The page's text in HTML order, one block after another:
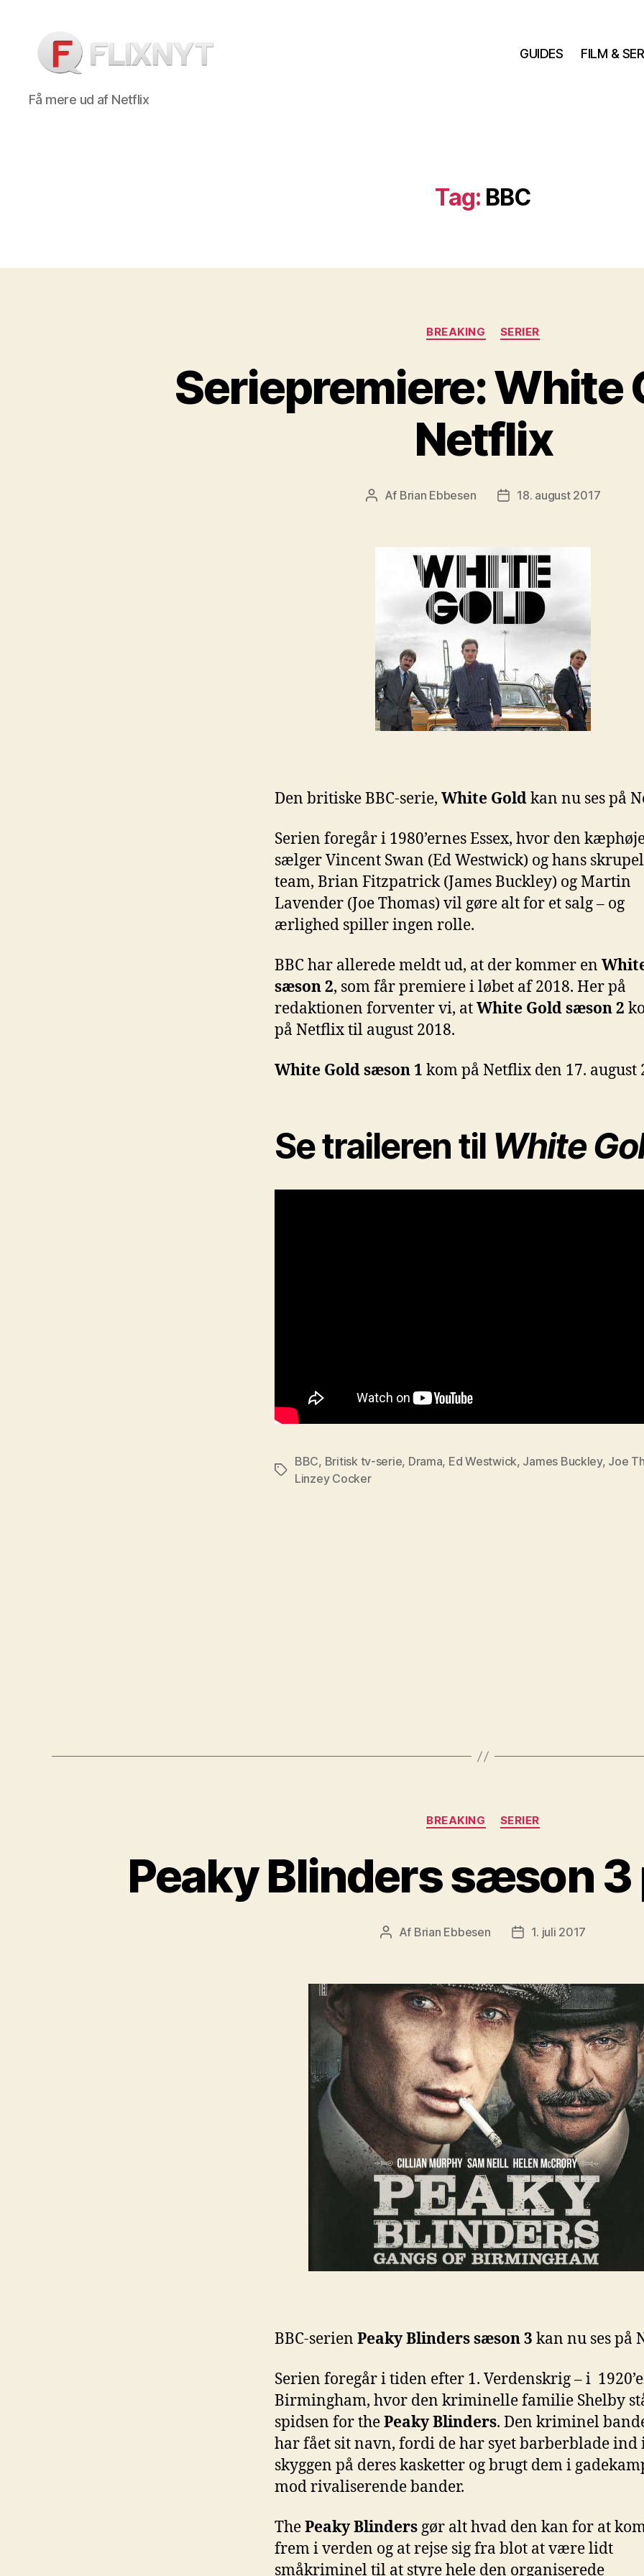
Flixnyt
Få mere ud af Netflix
GUIDES FILM &
Tag: BBC
Kategorier
BREAKING SERIER
Seriepremiere: White
Netflix
Indlægsforfatter
Af Brian Ebbesen Indlægsdato
18. august 2017
Den britiske BBC-serie, White Goldkan nu ses på
Serien foregår i 1980’ernes Essex, hvor den
sælger Vincent Swan (Ed Westwick) og hans
team, Brian Fitzpatrick (James Buckley) og Martin
Lavender (Joe Thomas) vil gøre alt for et salg – og
ærlighed spiller ingen rolle.
BBC har allerede meldt ud, at der kommer en
sæson 2, som får premiere i løbet af 2018. Her på
redaktionen forventer vi, atWhite Gold sæson 2
på Netflix til august 2018.
White Gold sæson 1 kom på Netflix den 17. august
Se traileren til White
Tags
BBC, Britisk tv-serie, Drama, Ed Westwick, James Buckley, Joe
Linzey Cocker
Kategorier
BREAKING SERIER
Peaky Blinders sæson 3
Indlægsforfatter
Af Brian Ebbesen Indlægsdato
1. juli 2017
BBC-serien Peaky Blinderssæson 3 kan nu ses på
Serien foregår i tiden efter 1. Verdenskrig – i
Birmingham, hvor den kriminelle familie Shelby
spidsen for thePeaky Blinders. Den kriminel
har fået sit navn, fordi de har syet barberblade ind
skyggen på deres kasketter og brugt dem i
mod rivaliserende bander.
ThePeaky Blinders gør alt hvad den kan for at
frem i verden og at rejse sig fra blot at være lidt
småkriminel til at styre hele den organiserede